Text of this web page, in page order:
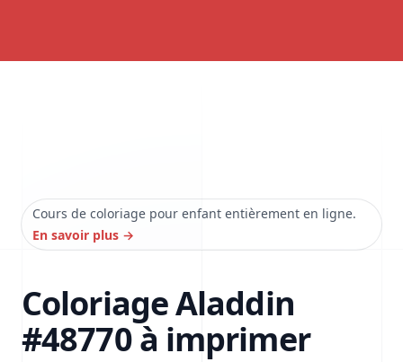
Cours de coloriage pour enfant entièrement en ligne.
En savoir plus →
Coloriage Aladdin
#48770 à imprimer